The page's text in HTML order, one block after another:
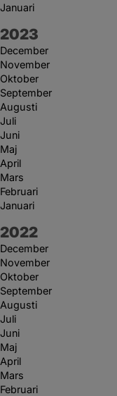
Januari
År:
2023
December
November
Oktober
September
Augusti
Juli
Juni
Maj
April
Mars
Februari
Januari
År:
2022
December
November
Oktober
September
Augusti
Juli
Juni
Maj
April
Mars
Februari